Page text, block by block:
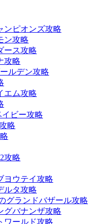
ンピオンズ攻略
ン攻略
ース攻略
攻略
ルデン攻略
エム攻略
ビー攻略
略
攻略
ヨウテイ攻略
ルタ攻略
グランドバザール攻略
グバナンザ攻略
ワールド攻略